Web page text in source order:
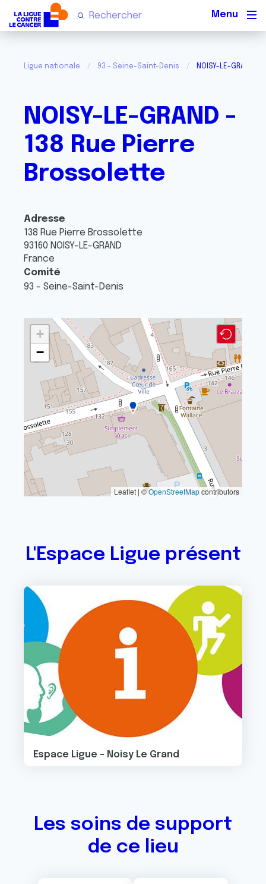
Ligue nationale 93 - Seine-Saint-Denis NOISY-LE-GRAND
NOISY-LE-GRAND -
138 Rue Pierre
Brossolette
Adresse
138 Rue Pierre Brossolette
93160 NOISY-LE-GRAND
France
Comité
93 - Seine-Saint-Denis
+
−
Leaflet | ©OpenStreetMapcontributors
L'Espace Ligue présent
Image
Espace Ligue - Noisy Le Grand
Les soins de support
de ce lieu